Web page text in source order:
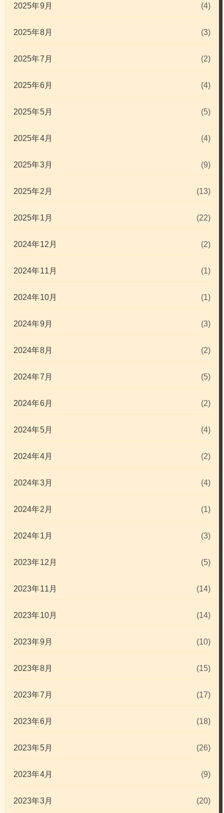
2025年9月 (4)
2025年8月 (3)
2025年7月 (2)
2025年6月 (4)
2025年5月 (5)
2025年4月 (4)
2025年3月 (9)
2025年2月 (13)
2025年1月 (22)
2024年12月 (2)
2024年11月 (1)
2024年10月 (1)
2024年9月 (3)
2024年8月 (2)
2024年7月 (5)
2024年6月 (2)
2024年5月 (4)
2024年4月 (2)
2024年3月 (4)
2024年2月 (1)
2024年1月 (3)
2023年12月 (5)
2023年11月 (14)
2023年10月 (14)
2023年9月 (10)
2023年8月 (15)
2023年7月 (17)
2023年6月 (18)
2023年5月 (26)
2023年4月 (9)
2023年3月 (20)